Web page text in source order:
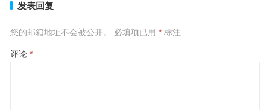
发表回复
您的邮箱地址不会被公开。 必填项已用 *标注
评论 *